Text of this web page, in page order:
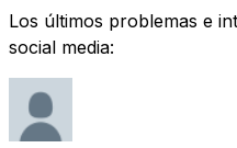
Los últimos problemas e
social media: